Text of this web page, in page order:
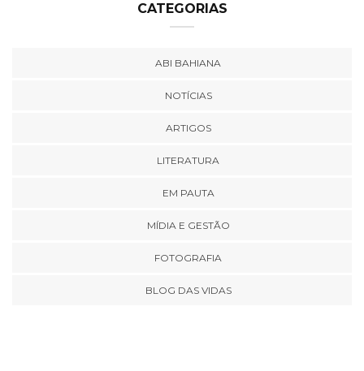
CATEGORIAS
ABI BAHIANA
NOTÍCIAS
ARTIGOS
LITERATURA
EM PAUTA
MÍDIA E GESTÃO
FOTOGRAFIA
BLOG DAS VIDAS